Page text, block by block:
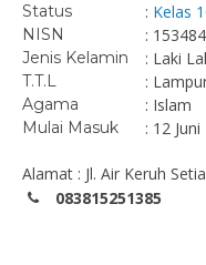
Status : Kelas
NISN :
Jenis Kelamin : Laki
T.T.L :
Agama : Islam
Mulai Masuk : 12
Alamat : Jl. Air Keruh
083815251385